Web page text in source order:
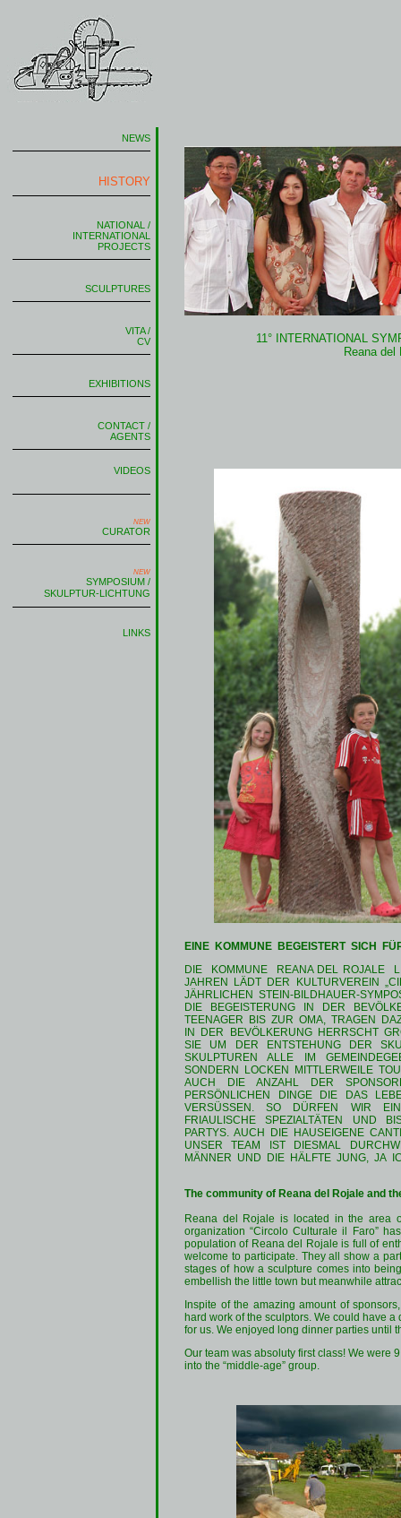
NEWS
HISTORY
NATIONAL /
INTERNATIONAL
PROJECTS
SCULPTURES
VITA /
CV
EXHIBITIONS
CONTACT /
AGENTS
VIDEOS
NEW
CURATOR
NEW
SYMPOSIUM /
SKULPTUR-LICHTUNG
LINKS
11° INTERNATIONAL
Reana
EINE KOMMUNE BEGEISTERT SICH
DIE KOMMUNE REANA DEL
JAHREN LÄDT DER KULTURVEREIN
JÄHRLICHEN STEIN-BILDHAUER-
DIE BEGEISTERUNG IN DER
TEENAGER BIS ZUR OMA, TRAGEN
IN DER BEVÖLKERUNG HERRSCHT
SIE UM DER ENTSTEHUNG DER
SKULPTUREN ALLE IM
SONDERN LOCKEN MITTLERWEILE
AUCH DIE ANZAHL DER
PERSÖNLICHEN DINGE DIE DAS
VERSÜSSEN. SO DÜRFEN WIR
FRIAULISCHE SPEZIALTÄTEN UND
PARTYS. AUCH DIE HAUSEIGENE
UNSER TEAM IST DIESMAL
MÄNNER UND DIE HÄLFTE JUNG, JA
The community of Reana del Rojale and
Reana del Rojale is located in the area
organization “Circolo Culturale il Faro”
population of Reana del Rojale is full of
welcome to participate. They all show a
stages of how a sculpture comes into
embellish the little town but meanwhile
Inspite of the amazing amount of
hard work of the sculptors. We could have
for us. We enjoyed long dinner parties until
Our team was absoluty first class! We were
into the “middle-age” group.